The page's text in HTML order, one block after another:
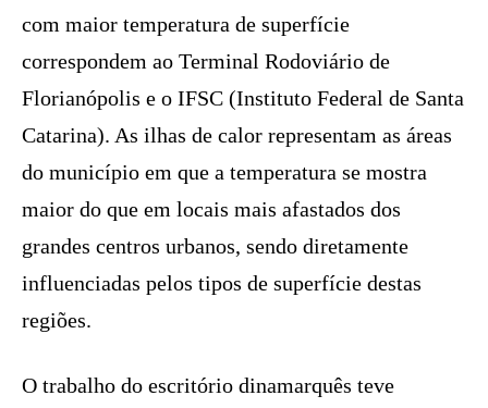
com maior temperatura de superfície
correspondem ao Terminal Rodoviário de
Florianópolis e o IFSC (Instituto Federal de Santa
Catarina). As ilhas de calor representam as áreas
do município em que a temperatura se mostra
maior do que em locais mais afastados dos
grandes centros urbanos, sendo diretamente
influenciadas pelos tipos de superfície destas
regiões.
O trabalho do escritório dinamarquês teve